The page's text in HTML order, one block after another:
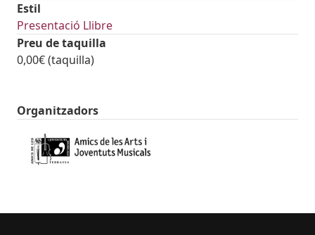
Estil
Presentació Llibre
Preu de taquilla
0,00€ (taquilla)
Organitzadors